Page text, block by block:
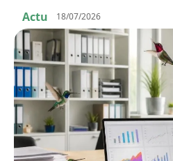
Actu 18/07/2026